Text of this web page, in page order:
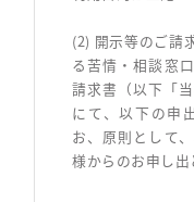
(2) 開示等のご請
る苦情・相談窓
請求書（以下「
にて、以下の申
お、原則として
様からのお申し出